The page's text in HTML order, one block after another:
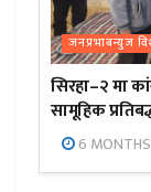
जनप्रभाबन्युज
सिरहा–२ मा
सामूहिक
6